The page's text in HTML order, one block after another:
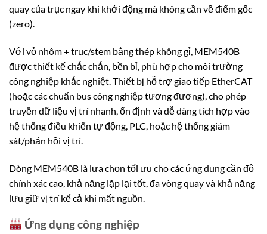
quay của trục ngay khi khởi động mà không cần về điểm gốc
(zero).
Với vỏ nhôm + trục/stem bằng thép không gỉ, MEM540B
được thiết kế chắc chắn, bền bỉ, phù hợp cho môi trường
công nghiệp khắc nghiệt. Thiết bị hỗ trợ giao tiếp EtherCAT
(hoặc các chuẩn bus công nghiệp tương đương), cho phép
truyền dữ liệu vị trí nhanh, ổn định và dễ dàng tích hợp vào
hệ thống điều khiển tự động, PLC, hoặc hệ thống giám
sát/phản hồi vị trí.
Dòng MEM540B là lựa chọn tối ưu cho các ứng dụng cần độ
chính xác cao, khả năng lặp lại tốt, đa vòng quay và khả năng
lưu giữ vị trí kể cả khi mất nguồn.
Ứng dụng công nghiệp